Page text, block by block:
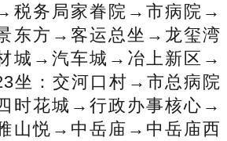
税务局家眷院→市病院→
东方→客运总坐→龙玺湾
城→汽车城→冶上新区→
坐：交河口村→市总病院
时花城→行政办事核心→
山悦→中岳庙→中岳庙西